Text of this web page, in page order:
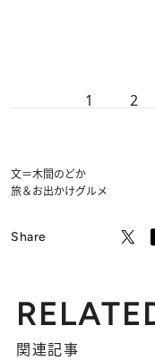
1 2
文＝木間のどか
旅＆お出かけグルメ
Share
関連記事